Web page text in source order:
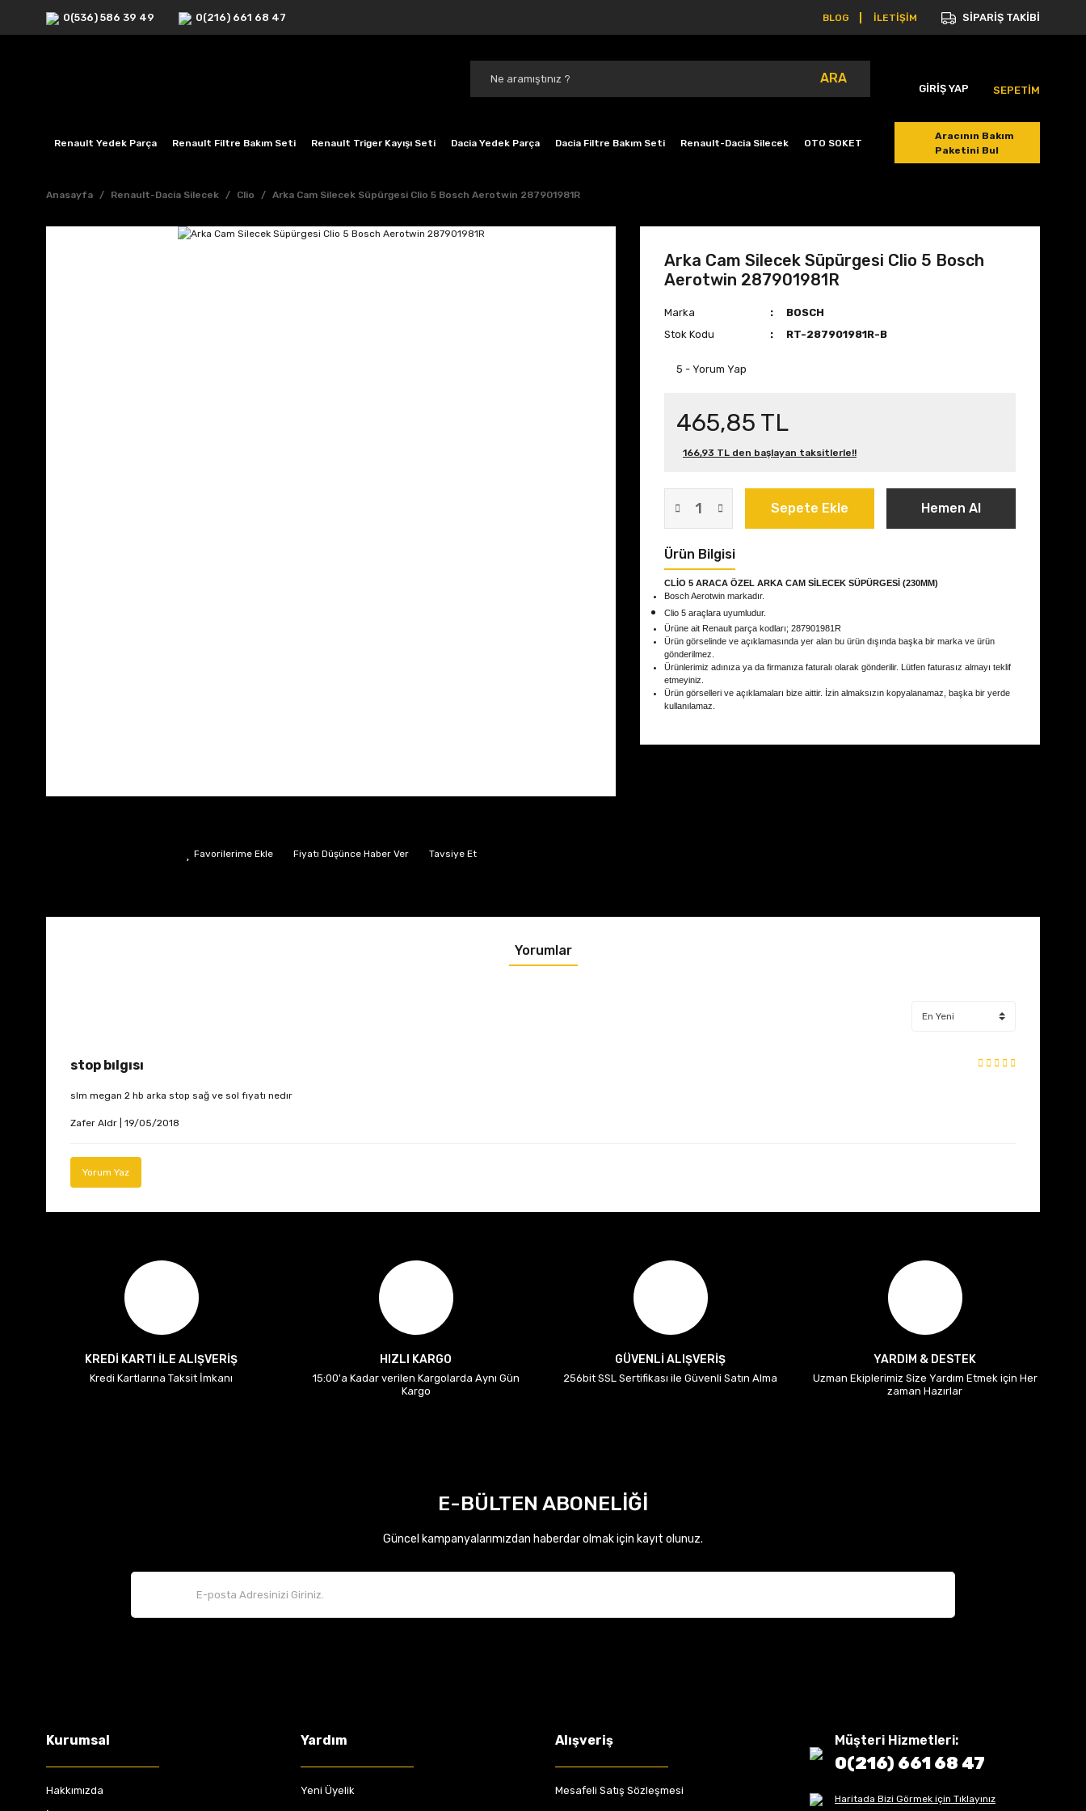
0(536) 586 39 49 0(216) 661 68 47 BLOG İLETİŞİM SİPARİŞ TAKİBİ
ARA
GİRİŞ YAP SEPETİM
Renault Yedek Parça Renault Filtre Bakım Seti Renault Triger Kayışı Seti Dacia Yedek Parça Dacia Filtre Bakım Seti Renault-Dacia Silecek OTO SOKET
Aracının Bakım
Paketini Bul
Anasayfa Renault-Dacia Silecek Clio Arka Cam Silecek Süpürgesi Clio 5 Bosch Aerotwin 287901981R
Fiyatı Düşünce Haber Ver Tavsiye Et
Arka Cam Silecek Süpürgesi Clio 5 Bosch
Aerotwin 287901981R
Marka
BOSCH
Stok Kodu
RT-287901981R-B
5 - Yorum Yap
465,85 TL
166,93 TL den başlayan taksitlerle!!
Sepete Ekle Hemen Al
Ürün Bilgisi
CLİO 5 ARACA ÖZEL ARKA CAM SİLECEK SÜPÜRGESİ (230MM)
Bosch Aerotwin markadır.
Clio 5 araçlara uyumludur.
Ürüne ait Renault parça kodları; 287901981R
Ürün görselinde ve açıklamasında yer alan bu ürün dışında başka bir marka ve ürün
gönderilmez.
Ürünlerimiz adınıza ya da firmanıza faturalı olarak gönderilir. Lütfen faturasız almayı teklif
etmeyiniz.
Ürün görselleri ve açıklamaları bize aittir. İzin almaksızın kopyalanamaz, başka bir yerde
kullanılamaz.
Yorumlar
stop bılgısı
slm megan 2 hb arka stop sağ ve sol fıyatı nedır
Zafer Aldr | 19/05/2018
Yorum Yaz
KREDİ KARTI İLE ALIŞVERİŞ
Kredi Kartlarına Taksit İmkanı
HIZLI KARGO
15:00'a Kadar verilen Kargolarda Aynı Gün
Kargo
GÜVENLİ ALIŞVERİŞ
256bit SSL Sertifikası ile Güvenli Satın Alma
YARDIM & DESTEK
Uzman Ekiplerimiz Size Yardım Etmek için Her
zaman Hazırlar
E-BÜLTEN ABONELİĞİ
Güncel kampanyalarımızdan haberdar olmak için kayıt olunuz.
Kurumsal
Hakkımızda
Yardım
Yeni Üyelik
Alışveriş
Mesafeli Satış Sözleşmesi
Müşteri Hizmetleri:
0(216) 661 68 47
Haritada Bizi Görmek için Tıklayınız